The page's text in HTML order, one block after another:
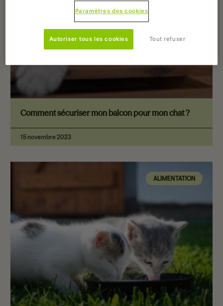
Comment sécuriser mon balcon pour mon chat ?
15 novembre 2023
ALIMENTATION
Paramètres des cookies
Tout refuser
Autoriser tous les cookies